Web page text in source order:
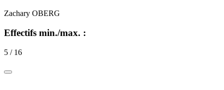
Zachary OBERG
Effectifs min./max. :
5 / 16